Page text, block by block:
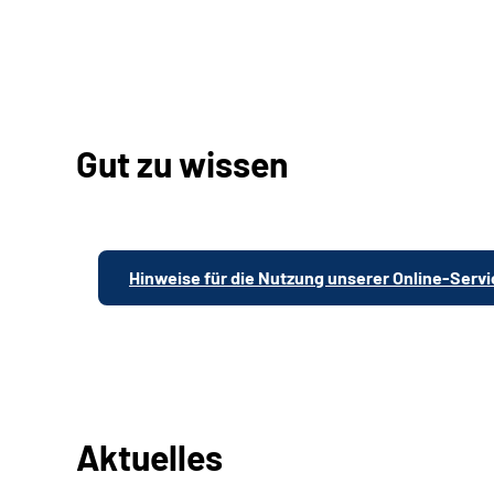
Gut zu wissen
Hinweise für die Nutzung unserer Online-
Aktuelles